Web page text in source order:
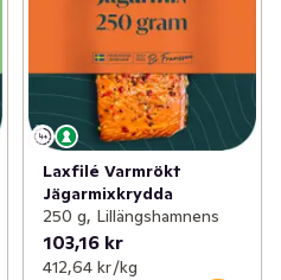
Laxfilé Varmrökt
Jägarmixkrydda
250 g, Lillängshamnens
103,16 kr
412,64 kr /kg